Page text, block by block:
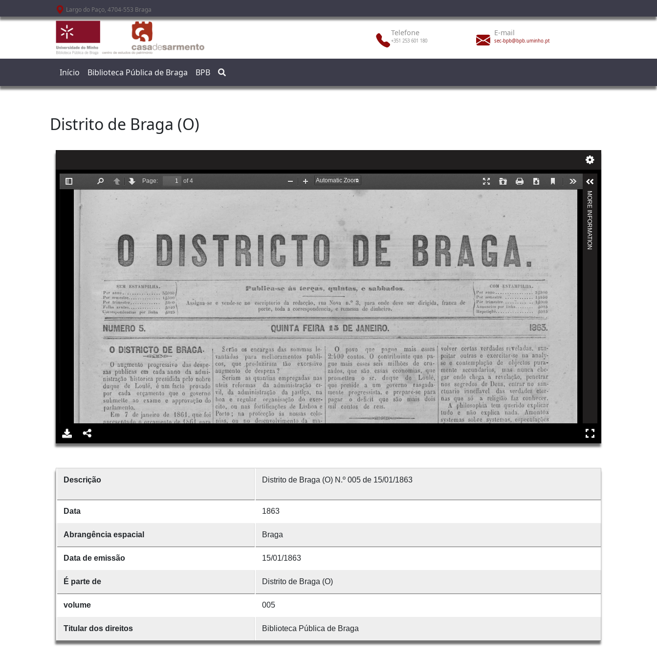
Passar para o conteúdo principal
Largo do Paço, 4704-553 Braga
Telefone
+351 253 601 180
E-mail
sec-bpb@bpb.uminho.pt
Início Biblioteca Pública de Braga BPB
Distrito de Braga (O)
Descrição Distrito de Braga (O) N.º 005 de 15/01/1863
Data 1863
Abrangência espacial Braga
Data de emissão 15/01/1863
É parte de Distrito de Braga (O)
volume 005
Titular dos direitos Biblioteca Pública de Braga